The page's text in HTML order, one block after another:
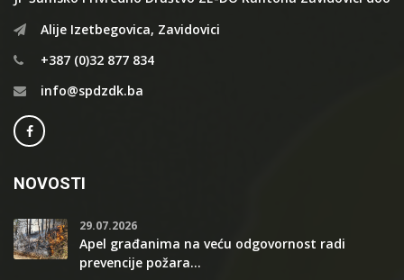
Alije Izetbegovica, Zavidovici
+387 (0)32 877 834
info@spdzdk.ba
NOVOSTI
29.07.2026
Apel građanima na veću odgovornost radi
prevencije požara...